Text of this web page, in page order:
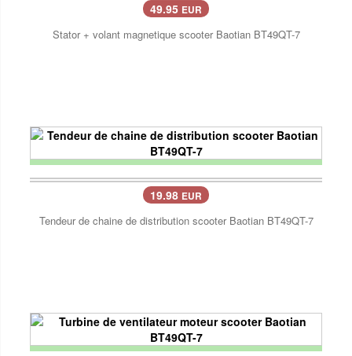
49.95 EUR
Stator + volant magnetique scooter Baotian BT49QT-7
19.98 EUR
Tendeur de chaine de distribution scooter Baotian BT49QT-7